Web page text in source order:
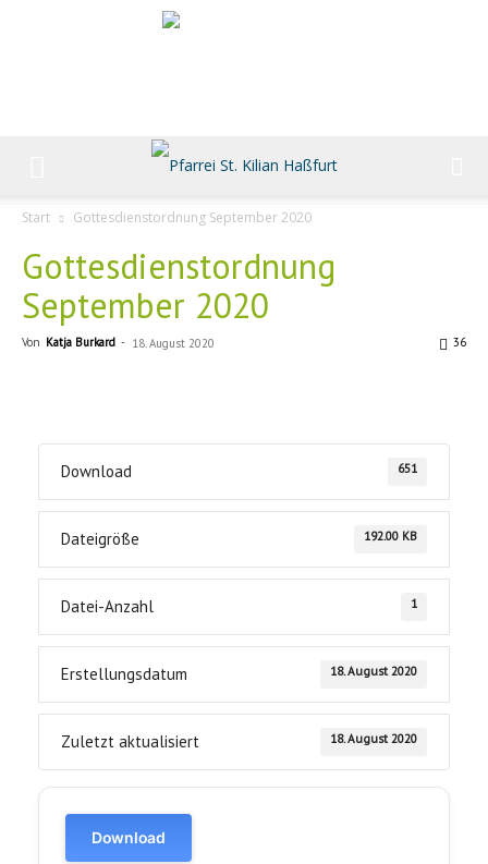
Start Gottesdienstordnung September 2020
Gottesdienstordnung
September 2020
Von Katja Burkard - 18. August 2020 36
Download 651
Dateigröße 192.00 KB
Datei-Anzahl 1
Erstellungsdatum 18. August 2020
Zuletzt aktualisiert 18. August 2020
Download